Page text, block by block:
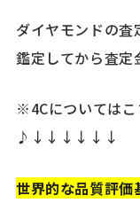
ダイヤモンドの査
鑑定してから査定
※4Cについては
♪↓↓↓↓↓↓
世界的な品質評価